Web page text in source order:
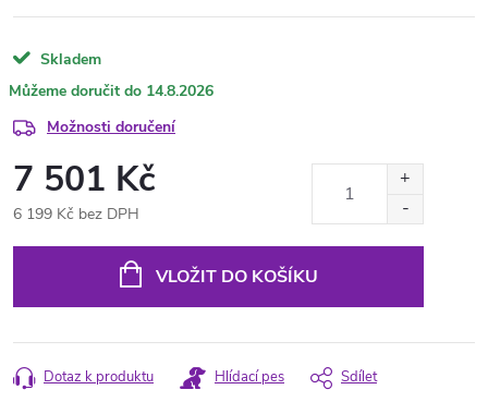
Skladem
14.8.2026
Možnosti doručení
7 501 Kč
6 199 Kč bez DPH
VLOŽIT DO KOŠÍKU
Dotaz k produktu Hlídací pes Sdílet